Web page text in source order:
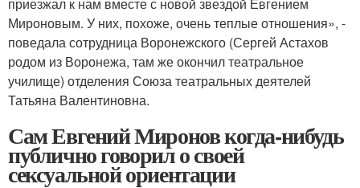
Мироновым. У них, похоже, очень теплые отношения», -
поведала сотрудница Воронежского (Сергей Астахов
родом из Воронежа, там же окончил театральное
училище) отделения Союза театральных деятелей
Татьяна Валентиновна.
Сам Евгений Миронов когда-нибудь
публично говорил о своей
сексуальной ориентации